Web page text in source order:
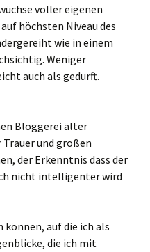
voller eigenen
höchsten Niveau des
wie in einem
Weniger
auch als gedurft.
Bloggerei älter
und großen
der Erkenntnis dass der
nicht intelligenter wird
können, auf die ich als
die ich mit